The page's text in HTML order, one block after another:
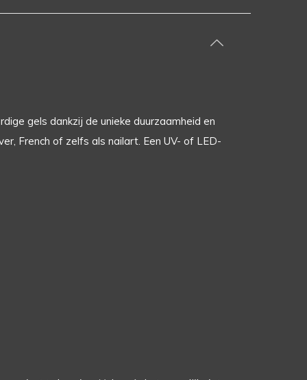
gels dankzij de unieke duurzaamheid en
French of zelfs als nailart. Een UV- of LED-